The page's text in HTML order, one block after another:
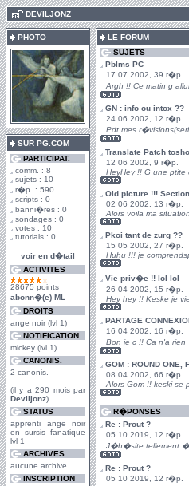
DEVILJONZ
PHOTO
SUR PG.COM
PARTICIPAT.
comm. : 8
sujets : 10
r�p. : 590
scripts : 0
banni�res : 0
sondages : 0
votes : 10
tutorials : 0
voir en d�tail
ACTIVITES
28675 points
abonn�(e) ML
DROITS
ange noir (lvl 1)
NOTIFICATION
mickey (lvl 1)
CANONIS.
2 canonis.
(il y a 290 mois par
Deviljonz)
STATUS
apprenti ange noir
en sursis fanatique
lvl 1
ARCHIVES
aucune archive
INSCRIPTION
LE FORUM
SUJETS
Pblms PC
17 07 2002, 39 r�p.
Argh !! Ce matin g
GN : info ou intox ??
24 06 2002, 12 r�p.
Pdt mes
Translate Patch
12 06 2002, 9 r�p.
HeyHey !! G une ptite
Old picture !!!
02 06 2002, 13 r�p.
Alors voila ma
Pkoi tant de zurg ??
15 05 2002, 27 r�p.
Huhu !!! je
Vie priv�e !! lol lol
26 04 2002, 15 r�p.
Hey hey !! Keske je
PARTAGE
16 04 2002, 16 r�p.
Bon je c !! Ca n'a rien
GOM : ROUND ONE,
08 04 2002, 66 r�p.
Alors Gom !! keski se
R�PONSES
Re : Prout ?
05 10 2019, 12 r�p.
J�h�site tellement �
Re : Prout ?
05 10 2019, 12 r�p.